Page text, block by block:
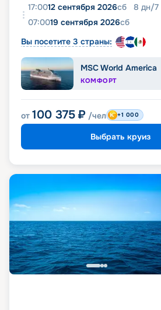
17:0012 сентября 2026сб 8 дн/7
07:0019 сентября 2026сб
Вы посетите 3 страны:
MSC World America
КОМФОРТ
от 100 375 ₽ /чел +1 000
Выбрать круиз